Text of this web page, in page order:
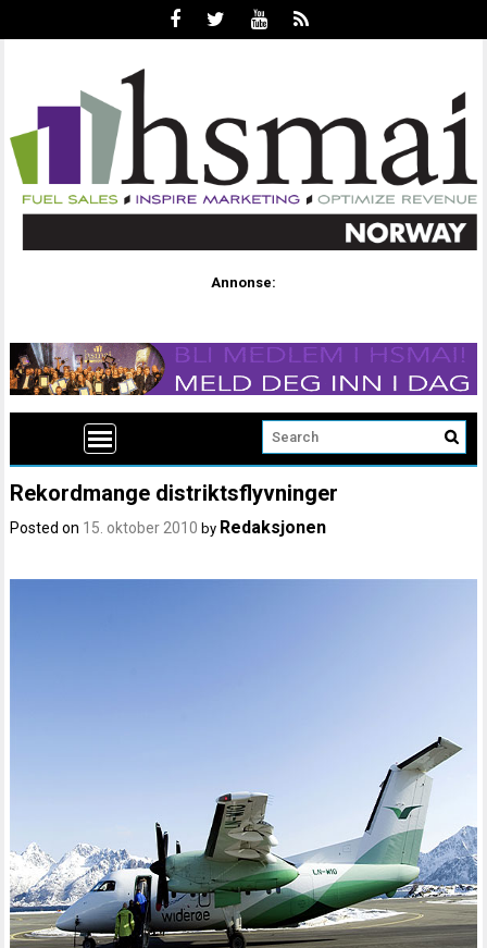
Annonse:
Rekordmange distriktsflyvninger
Posted on 15. oktober 2010 by Redaksjonen